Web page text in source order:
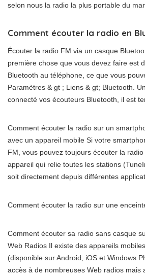
selon nous la radio la plus portable du
Comment écouter la radio en
Écouter la radio FM via un casque
première chose que vous devez faire est
Bluetooth au téléphone, ce que vous
Paramètres & gt ; Liens & gt; Bluetooth.
connecté vos écouteurs Bluetooth, il est
Comment écouter la radio sur un
avec un appareil mobile Si votre
FM, vous pouvez toujours écouter la
appareil qui relie toutes les stations
soit directement depuis différentes
Comment écouter la radio sur une
Comment écouter sa radio sans casque
Web Radios Il existe des appareils
(disponible sur Android, iOS et Windows
accès à de nombreuses Web radios mais